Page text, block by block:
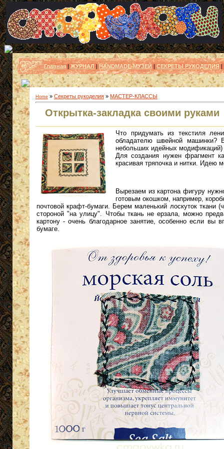
Главная| ЖУРНАЛ|HANDMADE-МУЗЕЙ| СЕКРЕТЫ РУКОДЕЛИЯ|
Home» Секреты рукоделия» МАСТЕР-КЛАССЫ
Открытка-закладка своими руками
Что придумать из текстиля
обладателю швейной
небольших идейных
Для создания нужен фрагмент
красивая тряпочка и нитки. Идею
Вырезаем из картона фигуру
готовым окошком, например,
почтовой крафт-бумаги. Берем маленький лоскуток ткани
стороной "на улицу". Чтобы ткань не ерзала, можно
картону - очень благодарное занятие, особенно если
бумаге.